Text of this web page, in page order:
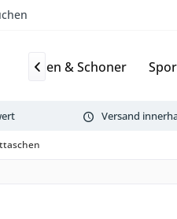
Stutzen & Schoner

Versand